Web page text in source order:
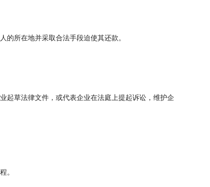
所在地并采取合法手段迫使其还款。
草法律文件，或代表企业在法庭上提起诉讼，维护企
。